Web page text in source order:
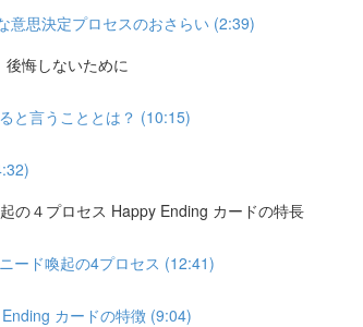
意思決定プロセスのおさらい (2:39)
悔しないために
と言うこととは？ (10:15)
の４プロセス Happy Ending カードの特長
ード喚起の4プロセス (12:41)
カードの特徴 (9:04)